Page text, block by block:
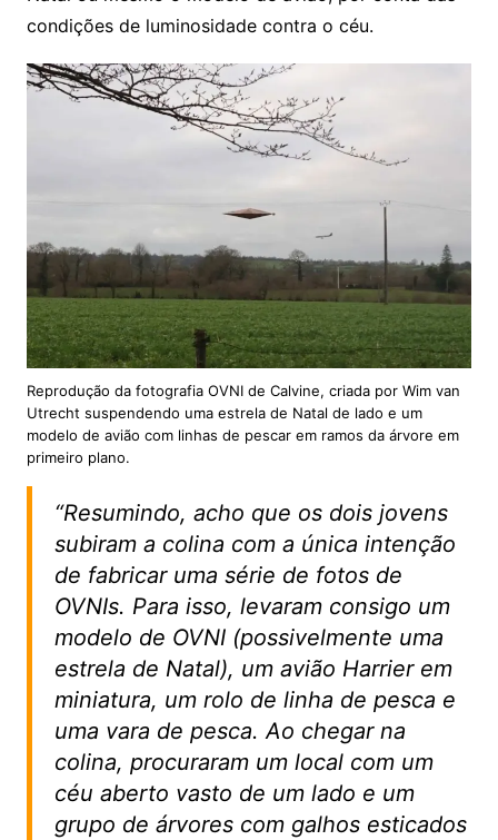
condições de luminosidade contra o céu.
Reprodução da fotografia OVNI de Calvine, criada por Wim van
Utrecht suspendendo uma estrela de Natal de lado e um
modelo de avião com linhas de pescar em ramos da árvore em
primeiro plano.
“Resumindo, acho que os dois jovens
subiram a colina com a única intenção
de fabricar uma série de fotos de
OVNIs. Para isso, levaram consigo um
modelo de OVNI (possivelmente uma
estrela de Natal), um avião Harrier em
miniatura, um rolo de linha de pesca e
uma vara de pesca. Ao chegar na
colina, procuraram um local com um
céu aberto vasto de um lado e um
grupo de árvores com galhos esticados